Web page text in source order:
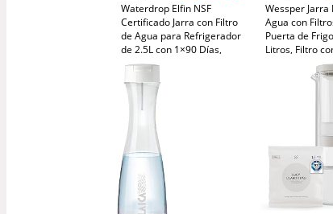
Waterdrop Elfin NSF
Certificado Jarra con Filtro
de Agua para Refrigerador
de 2.5L con 1×90 Días,
Reduce el Flúor, el Cloro y
de Repuesto: WD-PF-01A
Plus)
Wessper Jarra
Agua con
Puerta de
Litros, Filtro
Activo y
Intercambio